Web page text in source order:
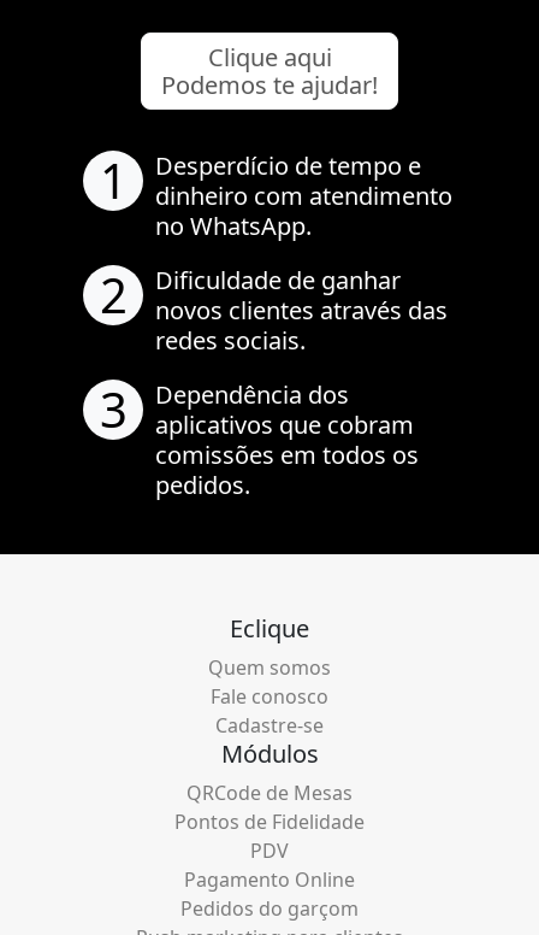
Clique aqui
Podemos te ajudar!
1
Desperdício de tempo e
dinheiro com atendimento
no WhatsApp.
2
Dificuldade de ganhar
novos clientes através das
redes sociais.
3
Dependência dos
aplicativos que cobram
comissões em todos os
pedidos.
Eclique
Quem somos
Fale conosco
Cadastre-se
Módulos
QRCode de Mesas
Pontos de Fidelidade
PDV
Pagamento Online
Pedidos do garçom